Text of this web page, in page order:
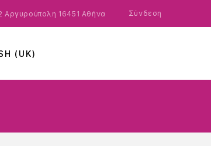
Αργυρούπολη 16451 Αθήνα Σύνδεση
(UK)